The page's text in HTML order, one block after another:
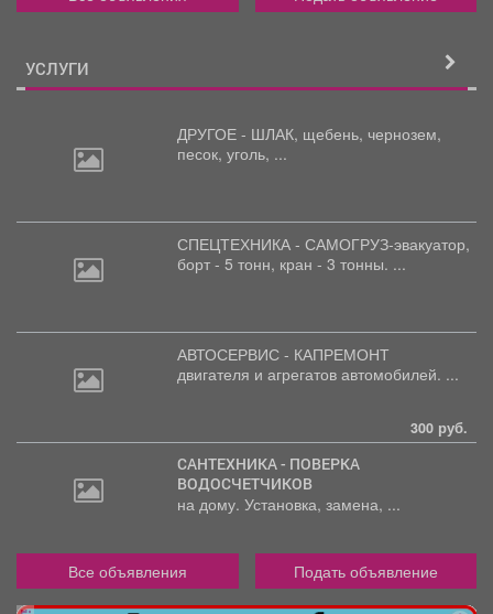
УСЛУГИ
ДРУГОЕ - ШЛАК, щебень, чернозем,
песок, уголь, ...
СПЕЦТЕХНИКА - САМОГРУЗ-эвакуатор,
борт - 5 тонн, кран - 3 тонны. ...
АВТОСЕРВИС - КАПРЕМОНТ
двигателя и агрегатов автомобилей. ...
300 руб.
САНТЕХНИКА - ПОВЕРКА
ВОДОСЧЕТЧИКОВ
на дому. Установка, замена, ...
Все объявления Подать объявление